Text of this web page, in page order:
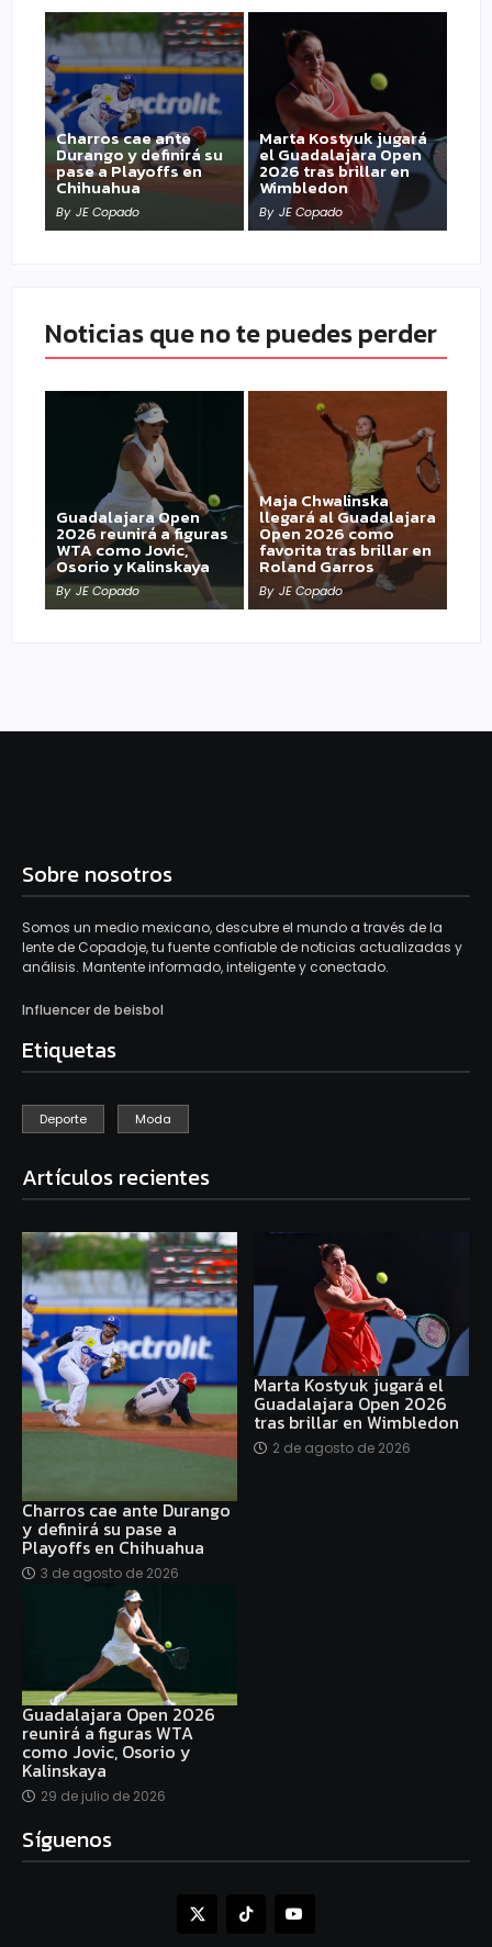
Charros cae ante
Durango y definirá su
pase a Playoffs en
Chihuahua
By JE Copado
Marta Kostyuk jugará
el Guadalajara Open
2026 tras brillar en
Wimbledon
By JE Copado
Noticias que no te puedes perder
Guadalajara Open
2026 reunirá a figuras
WTA como Jovic,
Osorio y Kalinskaya
By JE Copado
Maja Chwalinska
llegará al Guadalajara
Open 2026 como
favorita tras brillar en
Roland Garros
By JE Copado
Sobre nosotros
Somos un medio mexicano, descubre el mundo a través de la
lente de Copadoje, tu fuente confiable de noticias actualizadas y
análisis. Mantente informado, inteligente y conectado.
Influencer de beisbol
Etiquetas
Deporte Moda
Artículos recientes
Charros cae ante Durango
y definirá su pase a
Playoffs en Chihuahua
3 de agosto de 2026
Marta Kostyuk jugará el
Guadalajara Open 2026
tras brillar en Wimbledon
2 de agosto de 2026
Guadalajara Open 2026
reunirá a figuras WTA
como Jovic, Osorio y
Kalinskaya
29 de julio de 2026
Síguenos